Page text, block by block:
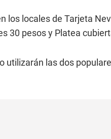
los locales de Tarjeta
30 pesos y Platea
utilizarán las dos